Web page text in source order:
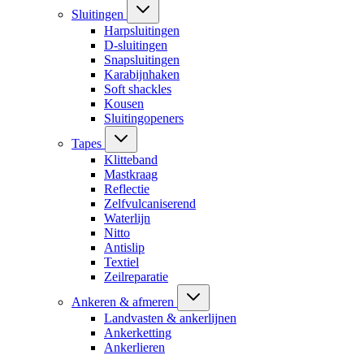
Sluitingen
Harpsluitingen
D-sluitingen
Snapsluitingen
Karabijnhaken
Soft shackles
Kousen
Sluitingopeners
Tapes
Klitteband
Mastkraag
Reflectie
Zelfvulcaniserend
Waterlijn
Nitto
Antislip
Textiel
Zeilreparatie
Ankeren & afmeren
Landvasten & ankerlijnen
Ankerketting
Ankerlieren